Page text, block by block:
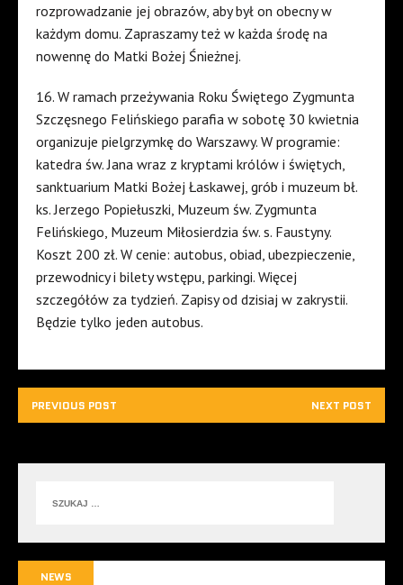
rozprowadzanie jej obrazów, aby był on obecny w
każdym domu. Zapraszamy też w każda środę na
nowennę do Matki Bożej Śnieżnej.
16. W ramach przeżywania Roku Świętego Zygmunta
Szczęsnego Felińskiego parafia w sobotę 30 kwietnia
organizuje pielgrzymkę do Warszawy. W programie:
katedra św. Jana wraz z kryptami królów i świętych,
sanktuarium Matki Bożej Łaskawej, grób i muzeum bł.
ks. Jerzego Popiełuszki, Muzeum św. Zygmunta
Felińskiego, Muzeum Miłosierdzia św. s. Faustyny.
Koszt 200 zł. W cenie: autobus, obiad, ubezpieczenie,
przewodnicy i bilety wstępu, parkingi. Więcej
szczegółów za tydzień. Zapisy od dzisiaj w zakrystii.
Będzie tylko jeden autobus.
PREVIOUS POST NEXT POST
NEWS